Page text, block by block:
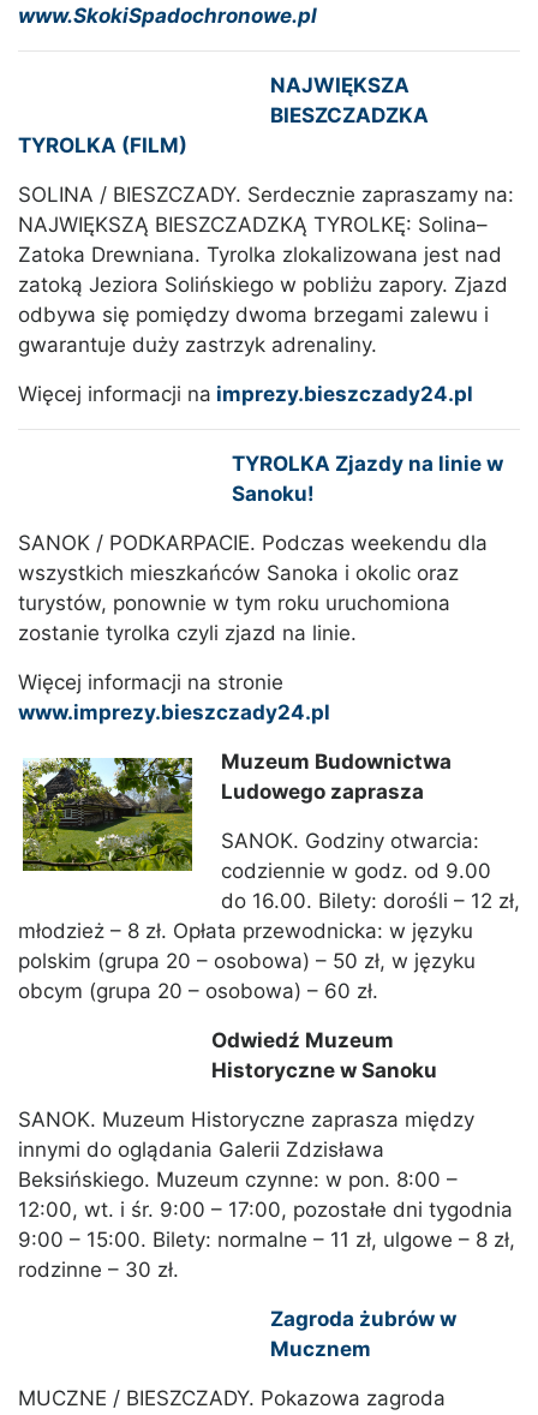
www.SkokiSpadochronowe.pl
NAJWIĘKSZA
BIESZCZADZKA
TYROLKA (FILM)
SOLINA / BIESZCZADY. Serdecznie zapraszamy na:
NAJWIĘKSZĄ BIESZCZADZKĄ TYROLKĘ: Solina–
Zatoka Drewniana. Tyrolka zlokalizowana jest nad
zatoką Jeziora Solińskiego w pobliżu zapory. Zjazd
odbywa się pomiędzy dwoma brzegami zalewu i
gwarantuje duży zastrzyk adrenaliny.
Więcej informacji na imprezy.bieszczady24.pl
TYROLKA Zjazdy na linie w
Sanoku!
SANOK / PODKARPACIE. Podczas weekendu dla
wszystkich mieszkańców Sanoka i okolic oraz
turystów, ponownie w tym roku uruchomiona
zostanie tyrolka czyli zjazd na linie.
Więcej informacji na stronie
www.imprezy.bieszczady24.pl
Muzeum Budownictwa
Ludowego zaprasza
SANOK. Godziny otwarcia:
codziennie w godz. od 9.00
do 16.00. Bilety: dorośli – 12 zł,
młodzież – 8 zł. Opłata przewodnicka: w języku
polskim (grupa 20 – osobowa) – 50 zł, w języku
obcym (grupa 20 – osobowa) – 60 zł.
Odwiedź Muzeum
Historyczne w Sanoku
SANOK. Muzeum Historyczne zaprasza między
innymi do oglądania Galerii Zdzisława
Beksińskiego. Muzeum czynne: w pon. 8:00 –
12:00, wt. i śr. 9:00 – 17:00, pozostałe dni tygodnia
9:00 – 15:00. Bilety: normalne – 11 zł, ulgowe – 8 zł,
rodzinne – 30 zł.
Zagroda żubrów w
Mucznem
MUCZNE / BIESZCZADY. Pokazowa zagroda